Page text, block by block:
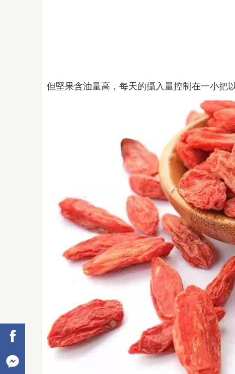
但堅果含油量高，每天的攝入量控制在一小把